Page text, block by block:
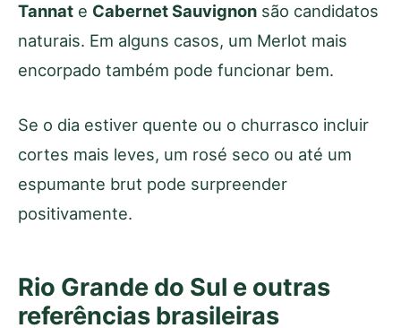
Tannat e Cabernet Sauvignon são candidatos
naturais. Em alguns casos, um Merlot mais
encorpado também pode funcionar bem.
Se o dia estiver quente ou o churrasco incluir
cortes mais leves, um rosé seco ou até um
espumante brut pode surpreender
positivamente.
Rio Grande do Sul e outras
referências brasileiras